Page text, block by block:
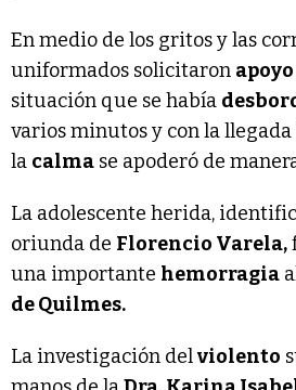
En medio de los gritos y las
uniformados solicitaron apoyo
situación que se había
varios minutos y con la
la calma se apoderó de
La adolescente herida,
oriunda de Florencio Varela,
una importante hemorragia
de Quilmes.
La investigación delviolento